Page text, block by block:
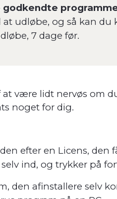
godkendte
udløbe, og så kan du
7 dage før.
være lidt nervøs om
noget for dig.
efter en Licens, den
ind, og trykker på
den afinstallere selv